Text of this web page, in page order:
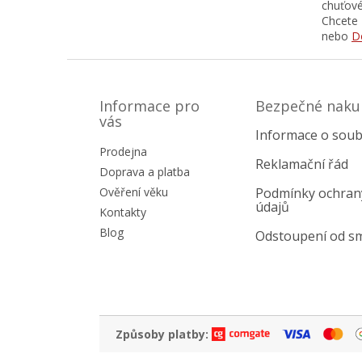
nebo
Informace pro
vás
Prodejna
Doprava a platba
Ověření věku
Kontakty
Blog
Bezpečné
Informace o
Reklamační řád
Podmínky
údajů
Odstoupení od
Způsoby platby: